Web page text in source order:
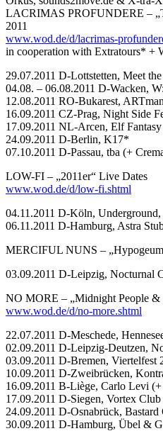
LACRIMAS PROFUNDERE –
2011
www.wod.de/d/lacrimas-
in cooperation with Extratours* +
29.07.2011 D-Lottstetten, Meet
04.08. – 06.08.2011 D-Wacken,
12.08.2011 RO-Bukarest,
16.09.2011 CZ-Prag, Night Side
17.09.2011 NL-Arcen, Elf Fantasy
24.09.2011 D-Berlin, K17*
07.10.2011 D-Passau, tba (+
LOW-FI – „2011er“ Live Dates
www.wod.de/d/low-fi.shtml
04.11.2011 D-Köln, Underground,
06.11.2011 D-Hamburg, Astra
MERCIFUL NUNS – „Hypogeum
03.09.2011 D-Leipzig, Nocturnal
NO MORE – „Midnight People &
www.wod.de/d/no-more.shtml
22.07.2011 D-Meschede,
02.09.2011 D-Leipzig-Deutzen,
03.09.2011 D-Bremen, Viertelfest
10.09.2011 D-Zweibrücken,
16.09.2011 B-Liège, Carlo Levi (+
17.09.2011 D-Siegen, Vortex
24.09.2011 D-Osnabrück, Bastard
30.09.2011 D-Hamburg, Übel &